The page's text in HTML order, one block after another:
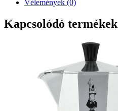
kávé
mennyiség
Vélemények (0)
Kapcsolódó termékek